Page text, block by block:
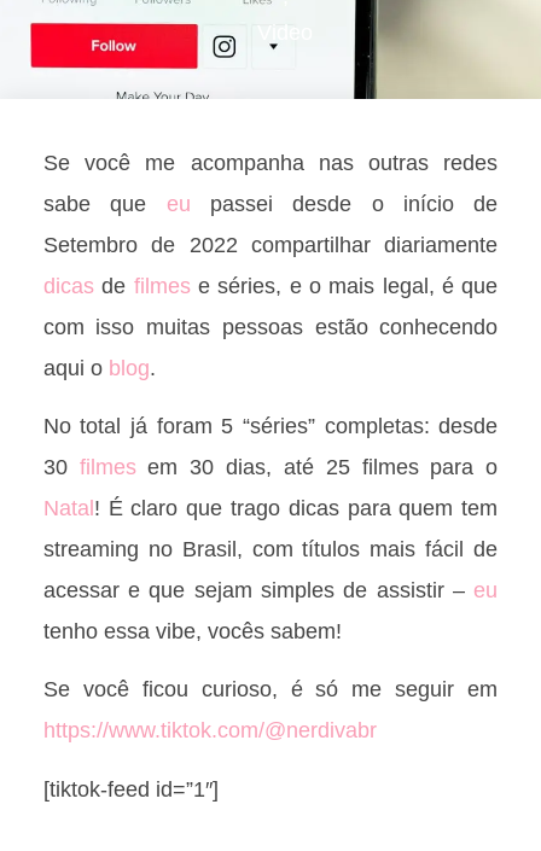
Video
Se você me acompanha nas outras redes
sabe que eu passei desde o início de
Setembro de 2022 compartilhar diariamente
dicasde filmese séries, e o mais legal, é que
com isso muitas pessoas estão conhecendo
aqui o blog.
No total já foram 5 “séries” completas: desde
30 filmesem 30 dias, até 25 filmes para o
Natal! É claro que trago dicas para quem tem
streaming no Brasil, com títulos mais fácil de
acessar e que sejam simples de assistir – eu
tenho essa vibe, vocês sabem!
Se você ficou curioso, é só me seguir em
https://www.tiktok.com/@nerdivabr
[tiktok-feed id=”1″]